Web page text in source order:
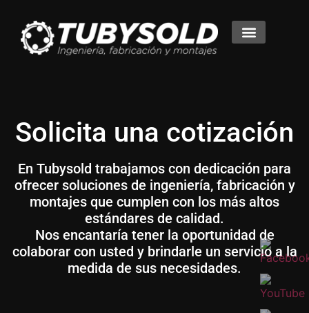
Solicita una cotización
En Tubysold trabajamos con dedicación para
ofrecer soluciones de ingeniería, fabricación y
montajes que cumplen con los más altos
estándares de calidad.
Nos encantaría tener la oportunidad de
colaborar con usted y brindarle un servicio a la
medida de sus necesidades.